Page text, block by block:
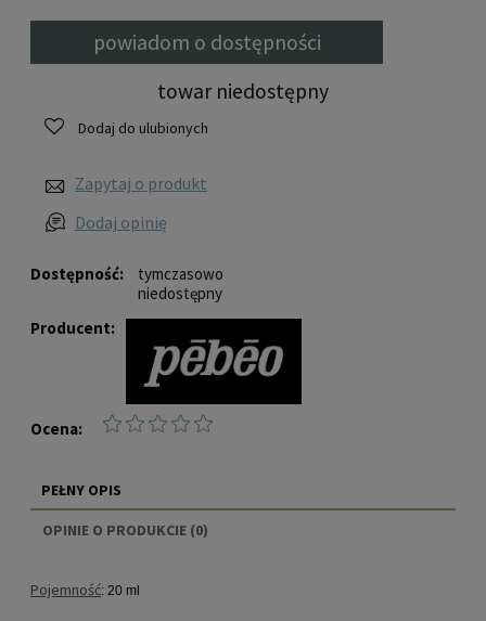
Dostępność:
tymczasowo
niedostępny
Producent:
Ocena:
powiadom o dostępności
towar niedostępny
Dodaj do ulubionych
Zapytaj o produkt
Dodaj opinię
PEŁNY OPIS
OPINIE O PRODUKCIE (0)
Pojemność: 20 ml